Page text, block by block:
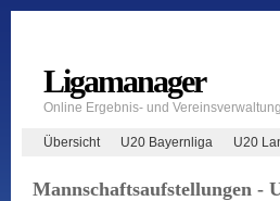
Ligamanager
Online Ergebnis- und
Übersicht U20 Bayernliga U20
Mannschaftsaufstellungen -